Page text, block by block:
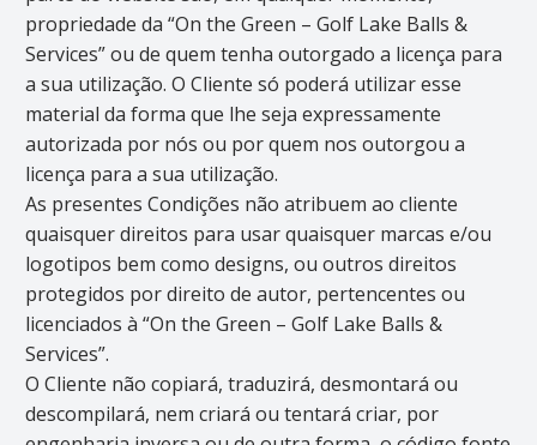
propriedade da “On the Green – Golf Lake Balls &
Services” ou de quem tenha outorgado a licença para
a sua utilização. O Cliente só poderá utilizar esse
material da forma que lhe seja expressamente
autorizada por nós ou por quem nos outorgou a
licença para a sua utilização.
As presentes Condições não atribuem ao cliente
quaisquer direitos para usar quaisquer marcas e/ou
logotipos bem como designs, ou outros direitos
protegidos por direito de autor, pertencentes ou
licenciados à “On the Green – Golf Lake Balls &
Services”.
O Cliente não copiará, traduzirá, desmontará ou
descompilará, nem criará ou tentará criar, por